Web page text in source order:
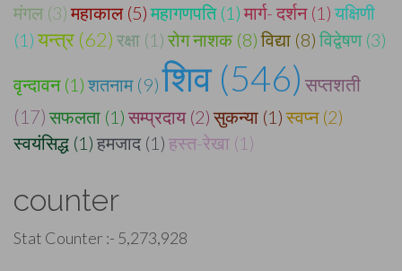
मंगल (3) महाकाल (5) महागणपति (1) मार्ग- दर्शन (1) यक्षिणी
(1) यन्त्र (62) रक्षा (1) रोग नाशक (8) विद्या (8) विद्वेषण (3)
वृन्दावन (1) शतनाम (9) शिव (546) सप्तशती
(17) सफलता (1) सम्प्रदाय (2) सुकन्या (1) स्वप्न (2)
स्वयंसिद्ध (1) हमजाद (1) हस्त-रेखा (1)
counter
Stat Counter :- 5,273,928